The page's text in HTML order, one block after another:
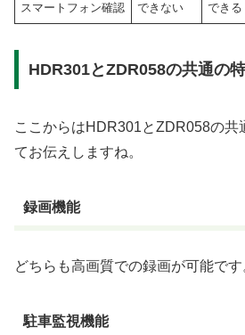
スマートフォン確認 できない できる
HDR301とZDR058の共通の
ここからはHDR301とZDR058の共
てお伝えしますね。
録画機能
どちらも高画質での録画が可能です
駐車監視機能